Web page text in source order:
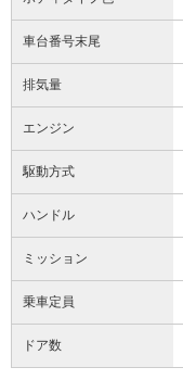
車台番号末尾
排気量
エンジン
駆動方式
ハンドル
ミッション
乗車定員
ドア数